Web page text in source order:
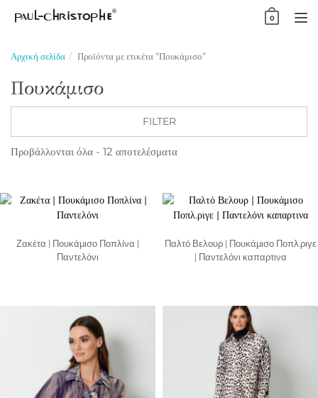
0
Αρχική σελίδα Προϊόντα με ετικέτα “Πουκάμισο”
Πουκάμισο
FILTER
Προβάλλονται όλα - 12 αποτελέσματα
Ζακέτα | Πουκάμισο Ποπλίνα |
Παντελόνι
Παλτό Βελουρ | Πουκάμισο Ποπλ.ριγε
| Παντελόνι καπαρτινα